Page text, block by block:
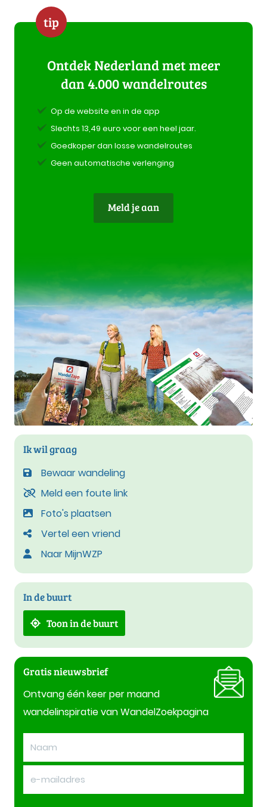
tip
Ontdek Nederland met meer
dan 4.000 wandelroutes
Op de website en in de app
Slechts 13,49 euro voor een heel jaar.
Goedkoper dan losse wandelroutes
Geen automatische verlenging
Meld je aan
Ik wil graag
Bewaar wandeling
Meld een foute link
Foto's plaatsen
Vertel een vriend
Naar MijnWZP
In de buurt
Toon in de buurt
Gratis nieuwsbrief
Ontvang één keer per maand
wandelinspiratie van WandelZoekpagina